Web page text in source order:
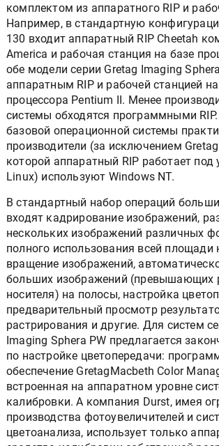
комплектом из аппаратного RIP и
Например, в стандартную
130 входит аппаратный RIP Cheetah
America и рабочая станция на базе
обе модели серии Gretag Imaging
аппаратным RIP и рабочей станцией
процессора Pentium II. Менее
системы обходятся программными
базовой операционной системы
производители (за исключением
которой аппаратный RIP работает под
Linux) используют Windows NT.
В стандартный набор операций
входят кадрирование изображений,
нескольких изображений различных
полного использования всей площади
вращение изображений,
больших изображений (превышающих
носителя) на полосы, настройка
предварительный просмотр
растрирования и другие. Для систем
Imaging Sphera PW предлагается
по настройке цветопередачи:
обеспечение GretagMacbeth Color
встроенная на аппаратном уровне
калибровки. А компания Durst, имея
производства фотоувеличителей и
цветоанализа, использует только